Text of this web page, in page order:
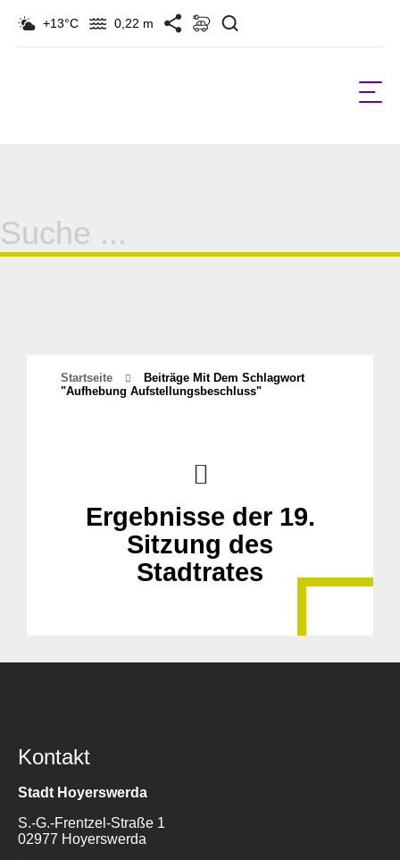
+13°C 0,22 m
Suche
für:
Startseite
Beiträge Mit Dem Schlagwort
"Aufhebung Aufstellungsbeschluss"
Ergebnisse der 19.
Sitzung des
Stadtrates
Kontakt
Stadt Hoyerswerda
S.-G.-Frentzel-Straße 1
02977 Hoyerswerda